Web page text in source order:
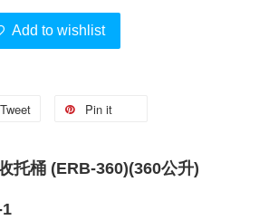
Add to wishlist
Tweet Pin it
托桶 (ERB-360)(360公升)